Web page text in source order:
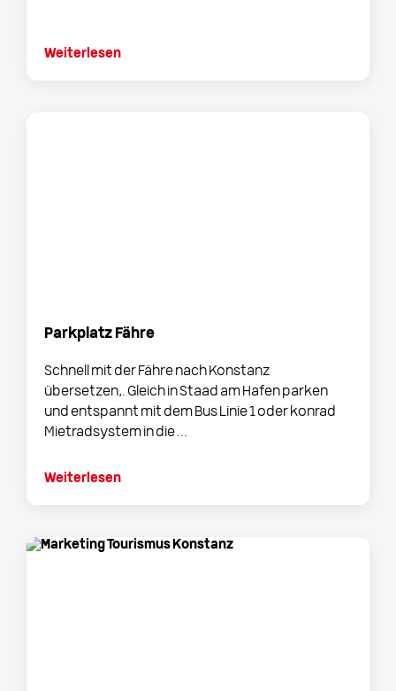
Weiterlesen
Parkplatz Fähre
Schnell mit der Fähre nach Konstanz
übersetzen,. Gleich in Staad am Hafen parken
und entspannt mit dem Bus Linie 1 oder konrad
Mietradsystem in die ...
Weiterlesen